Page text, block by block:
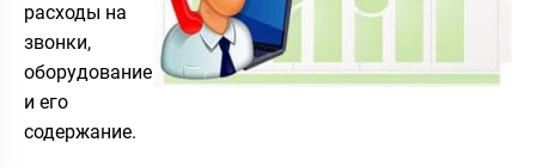
расходы на
звонки,
оборудование
и его
содержание.